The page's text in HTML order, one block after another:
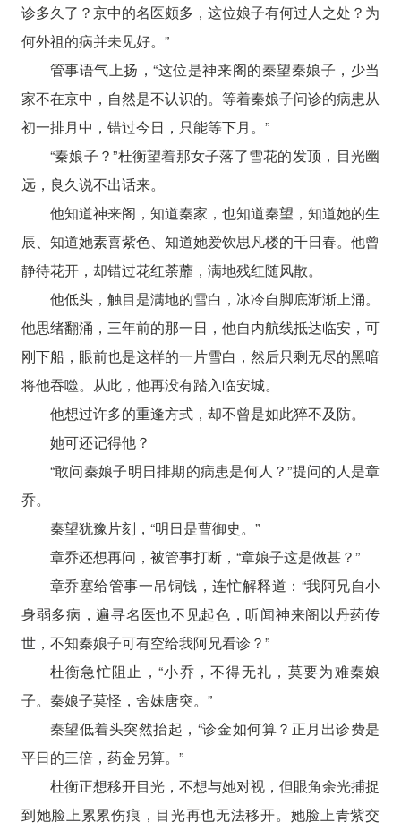
诊多久了？京中的名医颇多，这位娘子有何过人之处？为
何外祖的病并未见好。”
管事语气上扬，“这位是神来阁的秦望秦娘子，少当
家不在京中，自然是不认识的。等着秦娘子问诊的病患从
初一排月中，错过今日，只能等下月。”
“秦娘子？”杜衡望着那女子落了雪花的发顶，目光幽
远，良久说不出话来。
他知道神来阁，知道秦家，也知道秦望，知道她的生
辰、知道她素喜紫色、知道她爱饮思凡楼的千日春。他曾
静待花开，却错过花红荼蘼，满地残红随风散。
他低头，触目是满地的雪白，冰冷自脚底渐渐上涌。
他思绪翻涌，三年前的那一日，他自内航线抵达临安，可
刚下船，眼前也是这样的一片雪白，然后只剩无尽的黑暗
将他吞噬。从此，他再没有踏入临安城。
他想过许多的重逢方式，却不曾是如此猝不及防。
她可还记得他？
“敢问秦娘子明日排期的病患是何人？”提问的人是章
乔。
秦望犹豫片刻，“明日是曹御史。”
章乔还想再问，被管事打断，“章娘子这是做甚？”
章乔塞给管事一吊铜钱，连忙解释道：“我阿兄自小
身弱多病，遍寻名医也不见起色，听闻神来阁以丹药传
世，不知秦娘子可有空给我阿兄看诊？”
杜衡急忙阻止，“小乔，不得无礼，莫要为难秦娘
子。秦娘子莫怪，舍妹唐突。”
秦望低着头突然抬起，“诊金如何算？正月出诊费是
平日的三倍，药金另算。”
杜衡正想移开目光，不想与她对视，但眼角余光捕捉
到她脸上累累伤痕，目光再也无法移开。她脸上青紫交